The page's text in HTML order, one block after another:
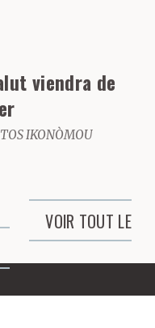
viendra de
IKONÒMOU
VOIR TOUT LE